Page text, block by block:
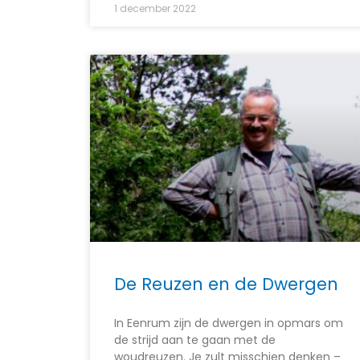
1 december 2022
De Reuzen en de Dwergen
In Eenrum zijn de dwergen in opmars om
de strijd aan te gaan met de